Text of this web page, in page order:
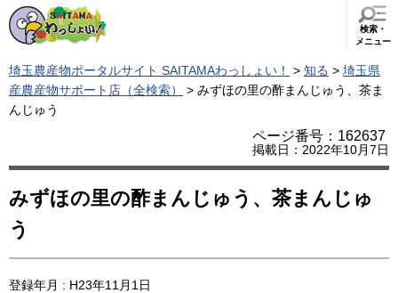
検索・
メニュー
埼玉農産物ポータルサイト SAITAMAわっしょい！ > 知る > 埼玉県
産農産物サポート店（全検索）
> みずほの里の酢まんじゅう、茶ま
んじゅう
ページ番号：162637
掲載日：2022年10月7日
みずほの里の酢まんじゅう、茶まんじゅ
う
登録年月 : H23年11月1日